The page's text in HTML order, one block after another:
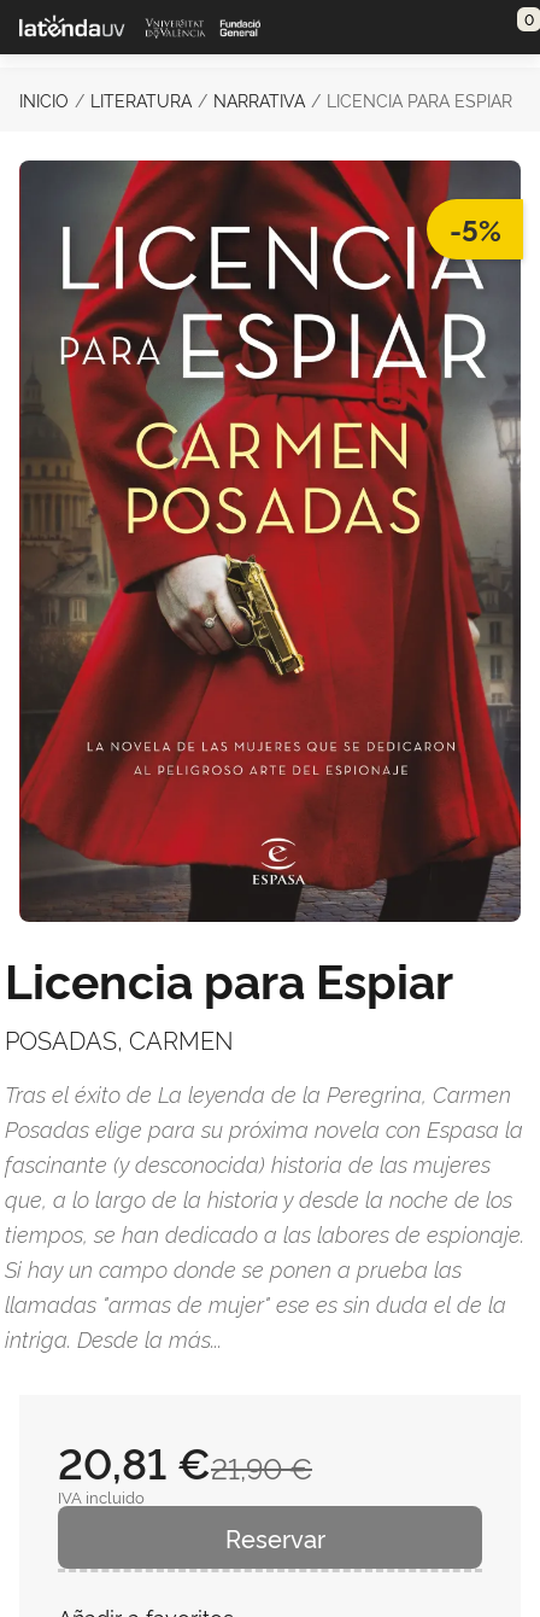
Saltar al contenido principal 0
INICIO LITERATURA NARRATIVA LICENCIA PARA ESPIAR
-5%
Licencia para Espiar
POSADAS, CARMEN
Tras el éxito de La leyenda de la Peregrina, Carmen
Posadas elige para su próxima novela con Espasa la
fascinante (y desconocida) historia de las mujeres
que, a lo largo de la historia y desde la noche de los
tiempos, se han dedicado a las labores de espionaje.
Si hay un campo donde se ponen a prueba las
llamadas "armas de mujer" ese es sin duda el de la
intriga. Desde la más...
21,90 €
20,81 €
IVA incluido
Reservar